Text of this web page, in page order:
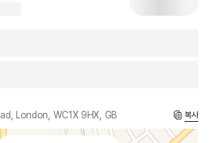
London, WC1X 9HX, GB 복사